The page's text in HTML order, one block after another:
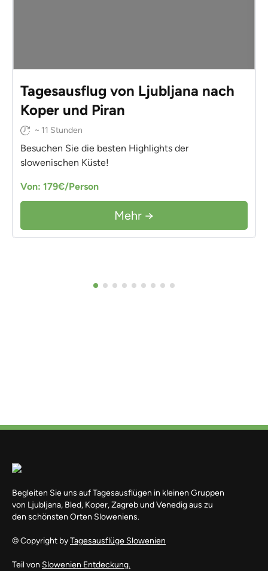
Tagesausflug von Ljubljana nach
Koper und Piran
~ 11 Stunden
Besuchen Sie die besten Highlights der
slowenischen Küste!
Von: 179€/Person
Mehr →
Begleiten Sie uns auf Tagesausflügen in kleinen Gruppen
von Ljubljana, Bled, Koper, Zagreb und Venedig aus zu
den schönsten Orten Sloweniens.
© Copyright byTagesausflüge Slowenien
Teil von Slowenien Entdeckung.